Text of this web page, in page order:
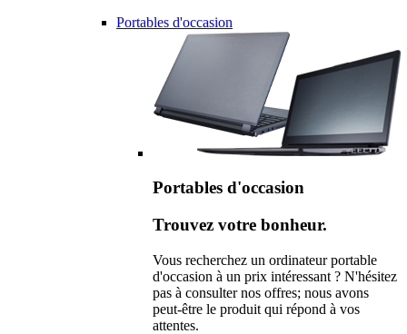
Portables d'occasion
Portables d'occasion
Trouvez votre bonheur.
Vous recherchez un ordinateur portable
d'occasion à un prix intéressant ? N'hésitez
pas à consulter nos offres; nous avons
peut-être le produit qui répond à vos
attentes.